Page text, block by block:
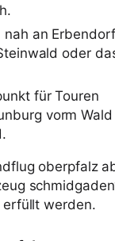
nah an Erbendorf
oder
für Touren
vorm Wald
oberpfalz
erfüllt werden.